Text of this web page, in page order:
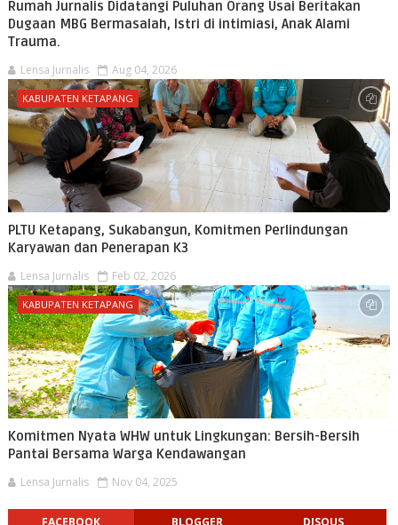
Rumah Jurnalis Didatangi Puluhan Orang Usai Beritakan
Dugaan MBG Bermasalah, Istri di intimiasi, Anak Alami
Trauma.
Lensa Jurnalis Aug 04, 2026
KABUPATEN KETAPANG
PLTU Ketapang, Sukabangun, Komitmen Perlindungan
Karyawan dan Penerapan K3
Lensa Jurnalis Feb 02, 2026
KABUPATEN KETAPANG
Komitmen Nyata WHW untuk Lingkungan: Bersih-Bersih
Pantai Bersama Warga Kendawangan
Lensa Jurnalis Nov 04, 2025